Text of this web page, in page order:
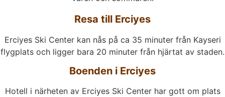
Resa till Erciyes
Erciyes Ski Center kan nås på ca 35 minuter från Kayseri
flygplats och ligger bara 20 minuter från hjärtat av staden.
Boenden i Erciyes
Hotell i närheten av Erciyes Ski Center har gott om plats